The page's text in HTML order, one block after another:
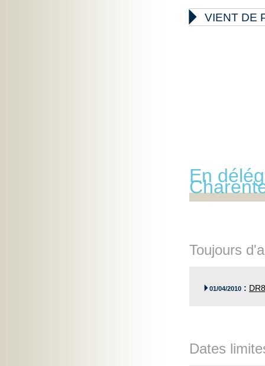
 VIENT DE
En
Toujours
01/04/2010 :
Dates